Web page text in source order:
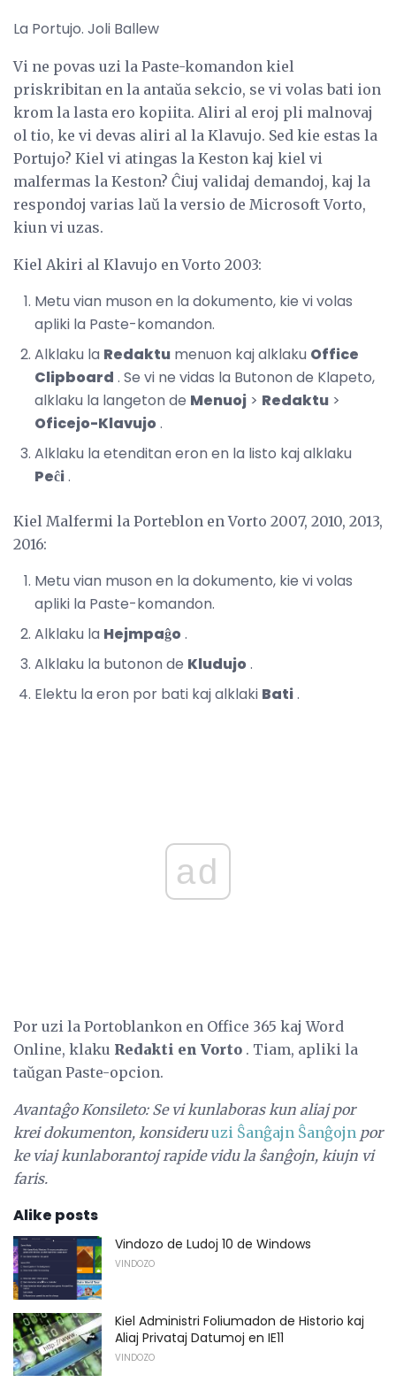
La Portujo. Joli Ballew
Vi ne povas uzi la Paste-komandon kiel
priskribitan en la antaŭa sekcio, se vi volas bati ion
krom la lasta ero kopiita. Aliri al eroj pli malnovaj
ol tio, ke vi devas aliri al la Klavujo. Sed kie estas la
Portujo? Kiel vi atingas la Keston kaj kiel vi
malfermas la Keston? Ĉiuj validaj demandoj, kaj la
respondoj varias laŭ la versio de Microsoft Vorto,
kiun vi uzas.
Kiel Akiri al Klavujo en Vorto 2003:
Metu vian muson en la dokumento, kie vi volas
apliki la Paste-komandon.
Alklaku la Redaktu menuon kaj alklaku Office
Clipboard . Se vi ne vidas la Butonon de Klapeto,
alklaku la langeton de Menuoj > Redaktu >
Oficejo-Klavujo.
Alklaku la etenditan eron en la listo kaj alklaku
Peĉi.
Kiel Malfermi la Porteblon en Vorto 2007, 2010, 2013,
2016:
Metu vian muson en la dokumento, kie vi volas
apliki la Paste-komandon.
Alklaku la Hejmpaĝo.
Alklaku la butonon de Kludujo.
Elektu la eron por bati kaj alklaki Bati.
ad
Por uzi la Portoblankon en Office 365 kaj Word
Online, klaku Redakti en Vorto . Tiam, apliki la
taŭgan Paste-opcion.
Avantaĝo Konsileto: Se vi kunlaboras kun aliaj por
krei dokumenton, konsideru uzi Ŝanĝajn Ŝanĝojn por
ke viaj kunlaborantoj rapide vidu la ŝanĝojn, kiujn vi
faris.
Alike posts
Vindozo de Ludoj 10 de Windows
VINDOZO
Kiel Administri Foliumadon de Historio kaj
Aliaj Privataj Datumoj en IE11
VINDOZO